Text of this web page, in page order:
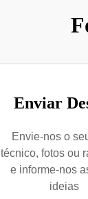
Enviar
Envie-nos o
técnico, fotos ou
e informe-nos
ideias